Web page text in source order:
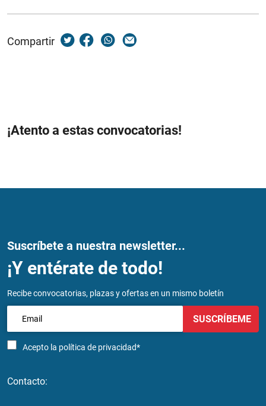
Compartir
¡Atento a estas convocatorias!
Suscríbete a nuestra newsletter...
¡Y entérate de todo!
Recibe convocatorias, plazas y ofertas en un mismo boletín
Acepto la política de privacidad*
SUSCRÍBEME
Contacto: